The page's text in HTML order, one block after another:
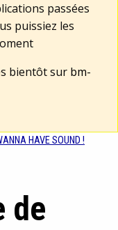
passées
puissiez les
bientôt sur bm-
HAVE SOUND !
de